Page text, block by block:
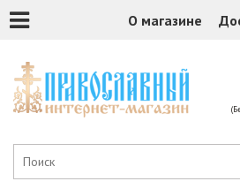
О магазине